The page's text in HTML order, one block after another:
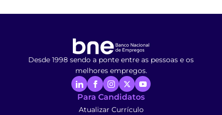
Desde 1998 sendo a ponte entre as pessoas e os
melhores empregos.
Para Candidatos
Atualizar Currículo